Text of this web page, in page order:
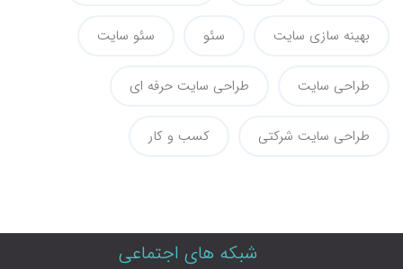
بهینه سازی سایت سئو سئو سایت
طراحی سایت طراحی سایت حرفه ای
طراحی سایت شرکتی کسب و کار
شبکه های اجتماعی